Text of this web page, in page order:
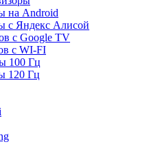
на Android
с Яндекс Алисой
с Google TV
с WI-FI
100 Гц
120 Гц